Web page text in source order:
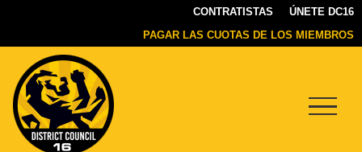
CONTRATISTAS
ÚNETE DC16
PAGAR LAS CUOTAS DE LOS MIEMBROS